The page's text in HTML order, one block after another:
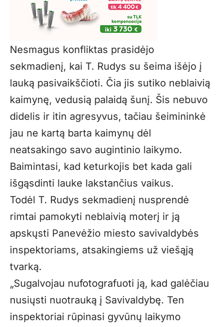
Nesmagus konfliktas prasidėjo
sekmadienį, kai T. Rudys su šeima išėjo į
lauką pasivaikščioti. Čia jis sutiko neblaivią
kaimynę, vedusią palaidą šunį. Šis nebuvo
didelis ir itin agresyvus, tačiau šeimininkė
jau ne kartą barta kaimynų dėl
neatsakingo savo augintinio laikymo.
Baimintasi, kad keturkojis bet kada gali
išgąsdinti lauke lakstančius vaikus.
Todėl T. Rudys sekmadienį nusprendė
rimtai pamokyti neblaivią moterį ir ją
apskųsti Panevėžio miesto savivaldybės
inspektoriams, atsakingiems už viešąją
tvarką.
„Sugalvojau nufotografuoti ją, kad galėčiau
nusiųsti nuotrauką į Savivaldybę. Ten
inspektoriai rūpinasi gyvūnų laikymo